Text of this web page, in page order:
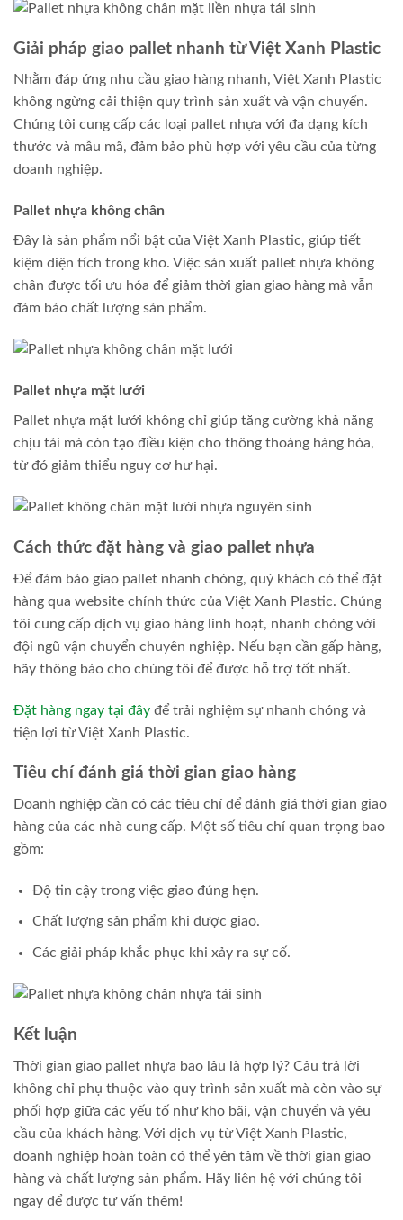
Giải pháp giao pallet nhanh từ Việt Xanh Plastic
Nhằm đáp ứng nhu cầu giao hàng nhanh, Việt Xanh Plastic
không ngừng cải thiện quy trình sản xuất và vận chuyển.
Chúng tôi cung cấp các loại pallet nhựa với đa dạng kích
thước và mẫu mã, đảm bảo phù hợp với yêu cầu của từng
doanh nghiệp.
Pallet nhựa không chân
Đây là sản phẩm nổi bật của Việt Xanh Plastic, giúp tiết
kiệm diện tích trong kho. Việc sản xuất pallet nhựa không
chân được tối ưu hóa để giảm thời gian giao hàng mà vẫn
đảm bảo chất lượng sản phẩm.
Pallet nhựa mặt lưới
Pallet nhựa mặt lưới không chỉ giúp tăng cường khả năng
chịu tải mà còn tạo điều kiện cho thông thoáng hàng hóa,
từ đó giảm thiểu nguy cơ hư hại.
Cách thức đặt hàng và giao pallet nhựa
Để đảm bảo giao pallet nhanh chóng, quý khách có thể đặt
hàng qua website chính thức của Việt Xanh Plastic. Chúng
tôi cung cấp dịch vụ giao hàng linh hoạt, nhanh chóng với
đội ngũ vận chuyển chuyên nghiệp. Nếu bạn cần gấp hàng,
hãy thông báo cho chúng tôi để được hỗ trợ tốt nhất.
Đặt hàng ngay tại đây để trải nghiệm sự nhanh chóng và
tiện lợi từ Việt Xanh Plastic.
Tiêu chí đánh giá thời gian giao hàng
Doanh nghiệp cần có các tiêu chí để đánh giá thời gian giao
hàng của các nhà cung cấp. Một số tiêu chí quan trọng bao
gồm:
Độ tin cậy trong việc giao đúng hẹn.
Chất lượng sản phẩm khi được giao.
Các giải pháp khắc phục khi xảy ra sự cố.
Kết luận
Thời gian giao pallet nhựa bao lâu là hợp lý? Câu trả lời
không chỉ phụ thuộc vào quy trình sản xuất mà còn vào sự
phối hợp giữa các yếu tố như kho bãi, vận chuyển và yêu
cầu của khách hàng. Với dịch vụ từ Việt Xanh Plastic,
doanh nghiệp hoàn toàn có thể yên tâm về thời gian giao
hàng và chất lượng sản phẩm. Hãy liên hệ với chúng tôi
ngay để được tư vấn thêm!